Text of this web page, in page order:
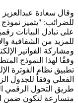
وقال سعادة عبدالعزيز
للضرائب: "يتميز نموذج
على تبادل البيانات
للمزيد من الشفافية
ومشاركة الفواتير
وفقًا لهذا النموذج
تطبيق نظام الفوترة
الفعلي وفقاً للجدول
طريق التحول الرقمي
متسارعة لتكون ضمن